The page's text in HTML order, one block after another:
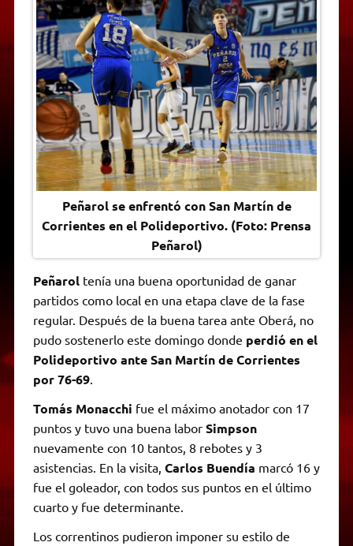
A
p
p
a
m
e
r
o
o
k
n
g
e
r
i
n
k
F
i
e
n
d
l
y
Peñarol se enfrentó con San Martín de
Corrientes en el Polideportivo. (Foto: Prensa
Peñarol)
Peñarol tenía una buena oportunidad de ganar
partidos como local en una etapa clave de la fase
regular. Después de la buena tarea ante Oberá, no
pudo sostenerlo este domingo donde perdió en el
Polideportivo ante San Martín de Corrientes
por 76-69.
Tomás Monacchi fue el máximo anotador con 17
puntos y tuvo una buena labor Simpson
nuevamente con 10 tantos, 8 rebotes y 3
asistencias. En la visita, Carlos Buendía marcó 16 y
fue el goleador, con todos sus puntos en el último
cuarto y fue determinante.
Los correntinos pudieron imponer su estilo de